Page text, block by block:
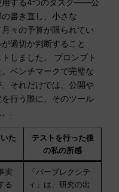
書き直し、小さな
々の予算が限られてい
適切か判断すること
しました。 プロンプト
ベンチマークで完璧な
それだけでは、公開や
行う際に、そのツール
.
た
テストを行った後
の私の所感
実
る
「パープレクシテ
ィ」は、研究の出